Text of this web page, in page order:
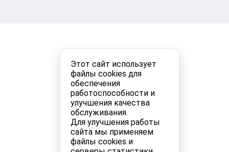
Этот сайт использует
файлы cookies для
обеспечения
работоспособности и
улучшения качества
обслуживания.
Для улучшения работы
сайта мы применяем
файлы cookies и